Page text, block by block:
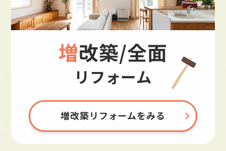
増改築/全面
リフォーム
増改築リフォームをみる